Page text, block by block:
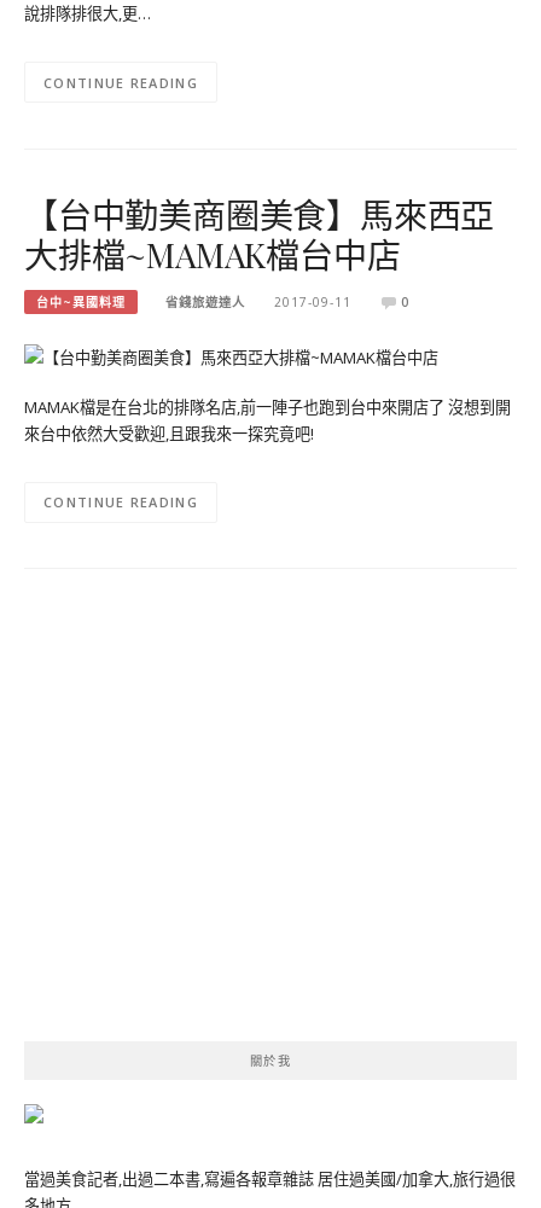
說排隊排很大,更…
CONTINUE READING
【台中勤美商圈美食】馬來西亞
大排檔~MAMAK檔台中店
台中~異國料理 省錢旅遊達人 2017-09-11 0
MAMAK檔是在台北的排隊名店,前一陣子也跑到台中來開店了 沒想到開
來台中依然大受歡迎,且跟我來一探究竟吧!
CONTINUE READING
關於我
當過美食記者,出過二本書,寫遍各報章雜誌 居住過美國/加拿大,旅行過很